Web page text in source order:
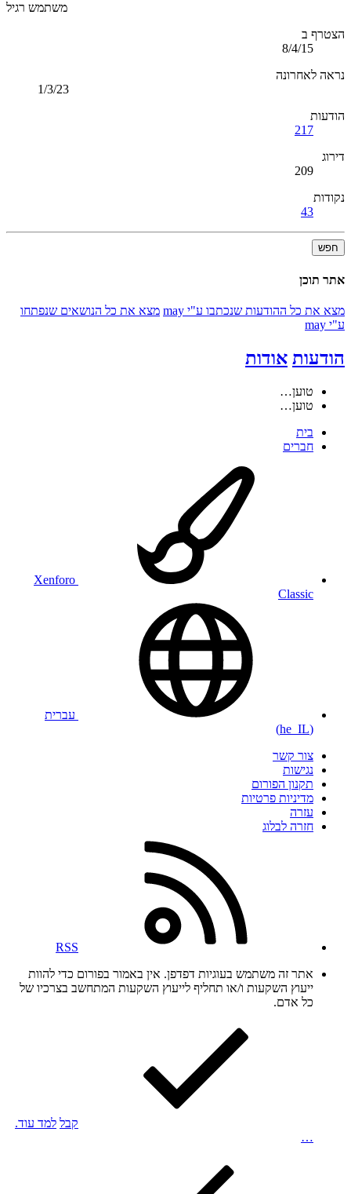
משתמש רגיל
הצטרף ב
8/4/15
נראה לאחרונה
1/3/23
הודעות
217
דירוג
209
נקודות
43
חפש
אתר תוכן
מצא את כל ההודעות שנכתבו ע"י may
מצא את כל הנושאים שנפתחו
ע"י may
הודעות אודות
טוען…
טוען…
בית
חברים
Xenforo
Classic
עברית
(he_IL)
צור קשר
נגישות
תקנון הפורום
מדיניות פרטיות
עזרה
חזרה לבלוג
RSS
אתר זה משתמש בעוגיות דפדפן. אין באמור בפורום כדי להוות
ייעוץ השקעות ו/או תחליף לייעוץ השקעות המתחשב בצרכיו של
כל אדם.
קבל למד עוד.
…